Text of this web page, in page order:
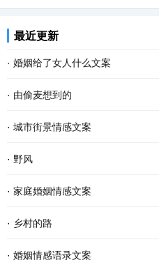
后再把榨好的苹果汁与酸奶拌在一起...
最近更新
· 婚姻给了女人什么文案
· 由偷麦想到的
· 城市街景情感文案
· 野风
· 家庭婚姻情感文案
· 乡村的路
· 婚姻情感语录文案